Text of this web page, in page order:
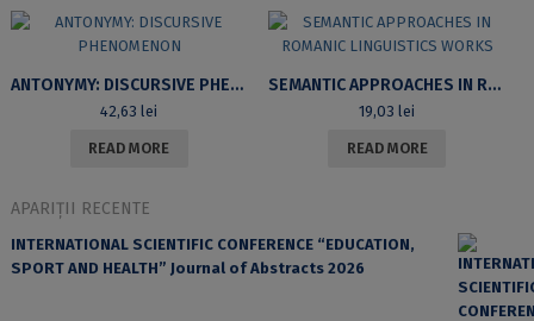
ANTONYMY: DISCURSIVE PHENOMENON
42,63lei
READ MORE
SEMANTIC APPROACHES IN ROMANIC LINGUISTICS WORKS
19,03lei
READ MORE
APARIȚII RECENTE
INTERNATIONAL SCIENTIFIC CONFERENCE “EDUCATION,
SPORT AND HEALTH” Journal of Abstracts 2026